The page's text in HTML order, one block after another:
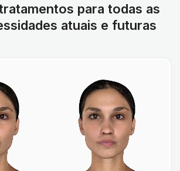
para todas as
atuais e futuras